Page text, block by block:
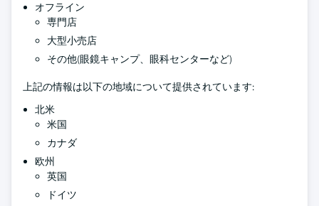
オフライン
専門店
大型小売店
その他(眼鏡キャンプ、眼科センターなど)
上記の情報は以下の地域について提供されています:
北米
米国
カナダ
欧州
英国
ドイツ